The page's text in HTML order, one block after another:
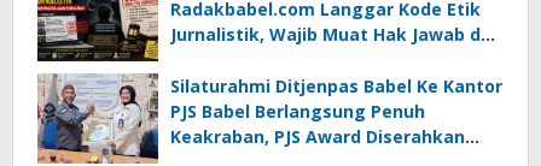
Radakbabel.com Langgar Kode Etik
Jurnalistik, Wajib Muat Hak Jawab dan
Silaturahmi Ditjenpas Babel Ke Kantor
PJS Babel Berlangsung Penuh
Keakraban, PJS Award Diserahkan